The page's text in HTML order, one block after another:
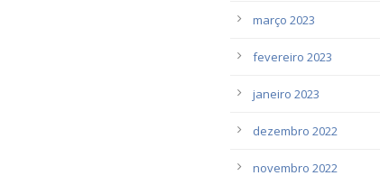
março 2023
fevereiro 2023
janeiro 2023
dezembro 2022
novembro 2022